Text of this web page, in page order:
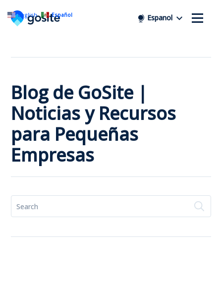
Espanol
Blog de GoSite |
Noticias y Recursos
para Pequeñas
Empresas
English Español